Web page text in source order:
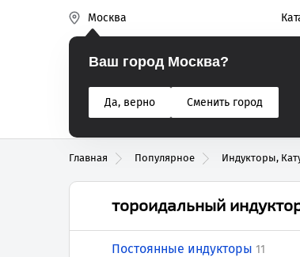
Москва
Эиком
Ваш город Москва?
Да, верно
Сменить город
% Акции
Разъемы
Главная Популярное Индукторы,
тороидальный
Постоянные индукторы 11